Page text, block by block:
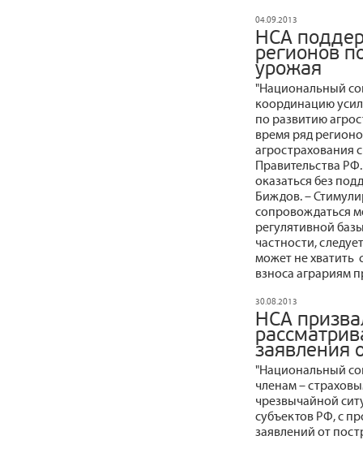
04.09.2013
НСА
регионов
урожая
"Национальный
координацию
по развитию
время ряд
агрострахования
Правительства
оказаться без
Биждов. –
сопровождаться
регулятивной
частности,
может не хватить
взноса аграриям
30.08.2013
НСА
заявления
"Национальный
членам –
чрезвычайной
субъектов РФ, с
заявлений от